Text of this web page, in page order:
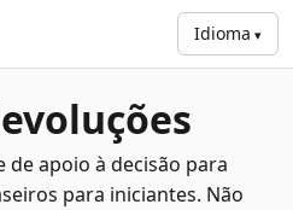
Idioma
de apoio à decisão para
para iniciantes. Não